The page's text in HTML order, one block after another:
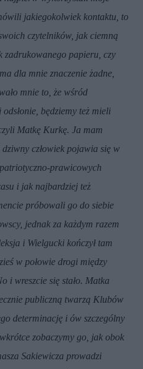
jakiegokolwiek kontaktu, to
czytelników, jak ciemną
zadrukowanego papieru, czy
dla mnie znaczenie żadne,
mnie to, że wśród
będziemy też mieli
Matkę Kurkę. Ja mam
człowiek pojawia się w
prawicowych
i jak najbardziej też
próbowali go do siebie
jednak za każdym razem
i Wielgucki kończył tam
w połowie drogi między
i wreszcie się stało. Matka
publiczną twarzą Klubów
determinację i ów szczególny
zobaczymy go, jak obok
Sakiewicza prowadzi